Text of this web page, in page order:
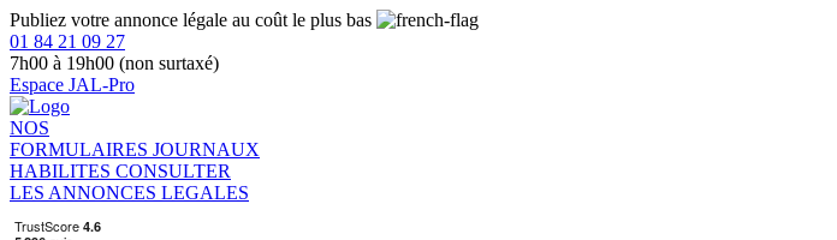
Publiez votre annonce légale au coût le plus bas
01 84 21 09 27
7h00 à 19h00 (non surtaxé)
Espace JAL-Pro
NOS
FORMULAIRES JOURNAUX
HABILITES CONSULTER
LES ANNONCES LEGALES